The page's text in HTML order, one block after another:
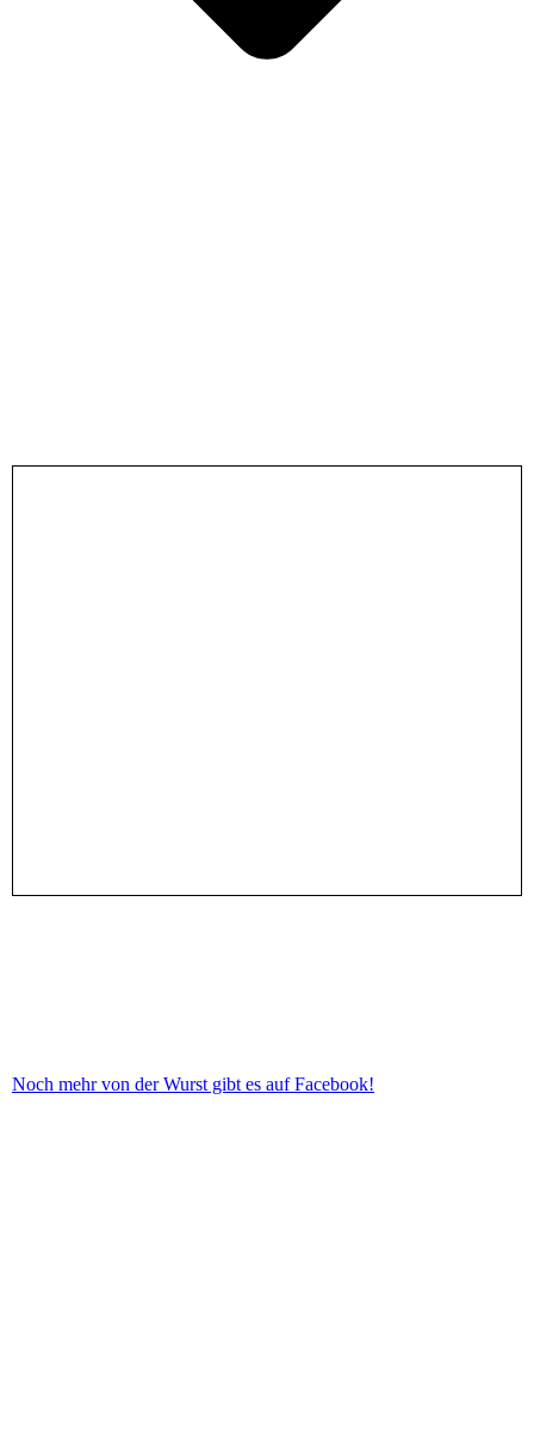
Noch mehr von der Wurst gibt es auf Facebook!